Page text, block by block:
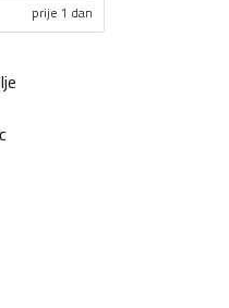
prije 1 dan